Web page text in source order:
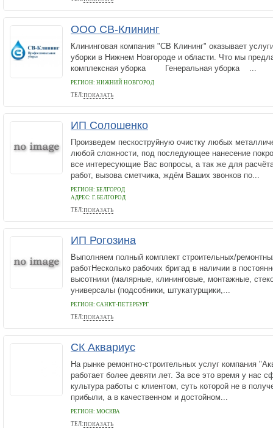
ООО СВ-Клининг
Клининговая компания "СВ Клининг" оказывает
уборки в Нижнем Новгороде и области. Что мы
комплексная уборка Генеральная уборка ...
РЕГИОН: НИЖНИЙ НОВГОРОД
ТЕЛ:ПОКАЗАТЬ
8-930-814-68-21
ИП Солошенко
Произведем пескоструйную очистку любых
любой сложности, под последующее нанесение
все интересующие Вас вопросы, а так же для
работ, вызова сметчика, ждём Ваших звонков по...
РЕГИОН: БЕЛГОРОД
АДРЕС: Г. БЕЛГОРОД
ТЕЛ:ПОКАЗАТЬ
798052225530
ИП Рогозина
Выполняем полный комплект строительных/
работНесколько рабочих бригад в наличии в
высотники (малярные, клининговые, монтажные,
универсалы (подсобники, штукатурщики,...
РЕГИОН: САНКТ-ПЕТЕРБУРГ
ТЕЛ:ПОКАЗАТЬ
+79633138222
СК Аквариус
На рынке ремонтно-строительных услуг компания
работает более девяти лет. За все это время у нас
культура работы с клиентом, суть которой не в
прибыли, а в качественном и достойном...
РЕГИОН: МОСКВА
ТЕЛ:ПОКАЗАТЬ
+79258097717